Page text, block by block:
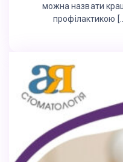
можна назвати
профілактикою